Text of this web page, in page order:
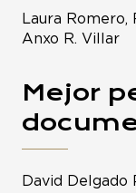
Laura Romero,
Anxo R. Villar
Mejor
David Delgado